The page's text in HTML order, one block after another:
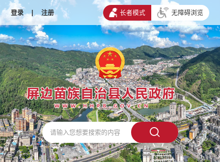
登录 | 注册 长者模式 无障碍浏览